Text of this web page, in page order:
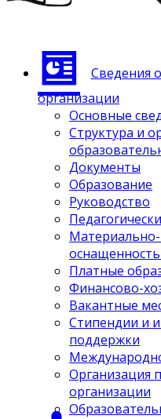
Сведения
организации
Основные
Структура и
Документы
Образование
Руководство
Материально-
Платные
Финансово-
Вакантные
Стипендии и
поддержки
Организация
организации